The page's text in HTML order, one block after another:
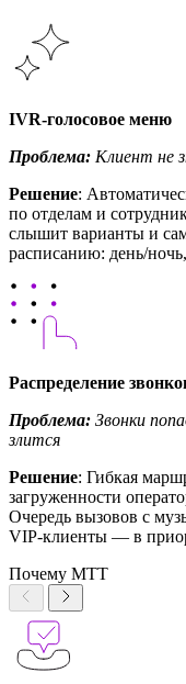
IVR-голосовое меню
Проблема: Клиент не
Решение:
по отделам и
слышит варианты и
расписанию: день/
Распределение
Проблема: Звонки
злится
Решение: Гибкая
загруженности
Очередь вызовов с
VIP-клиенты — в
Почему МТТ